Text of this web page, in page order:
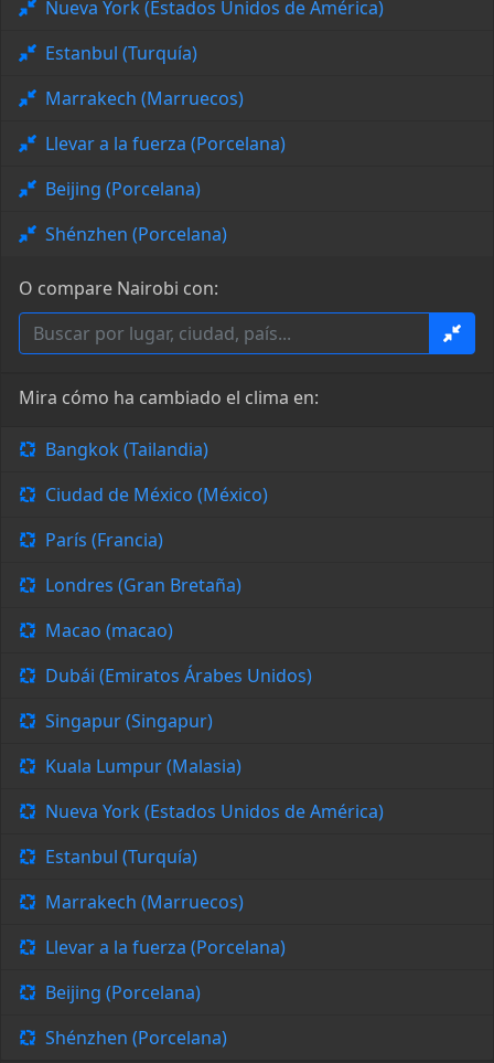
Nueva York (Estados Unidos de América)
Estanbul (Turquía)
Marrakech (Marruecos)
Llevar a la fuerza (Porcelana)
Beijing (Porcelana)
Shénzhen (Porcelana)
O compare Nairobi con:
Mira cómo ha cambiado el clima en:
Bangkok (Tailandia)
Ciudad de México (México)
París (Francia)
Londres (Gran Bretaña)
Macao (macao)
Dubái (Emiratos Árabes Unidos)
Singapur (Singapur)
Kuala Lumpur (Malasia)
Nueva York (Estados Unidos de América)
Estanbul (Turquía)
Marrakech (Marruecos)
Llevar a la fuerza (Porcelana)
Beijing (Porcelana)
Shénzhen (Porcelana)